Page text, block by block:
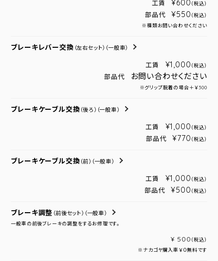
工賃 ¥600 （税込）
部品代 ¥550 （税込）
※種類お問い合わせください
ブレーキレバー交換 （左右セット） （一般車）
工賃 ¥1,000 （税込）
部品代 お問い合わせください
※グリップ脱着の場合＋￥300
ブレーキケーブル交換 （後ろ） （一般車）
工賃 ¥1,000 （税込）
部品代 ¥770 （税込）
ブレーキケーブル交換 （前） （一般車）
工賃 ¥1,000 （税込）
部品代 ¥500 （税込）
ブレーキ調整 （前後セット） （一般車）
一般車の前後ブレーキの調整をするお修理です。
¥ 500 （税込）
※ナカゴヤ購入車￥０無料です